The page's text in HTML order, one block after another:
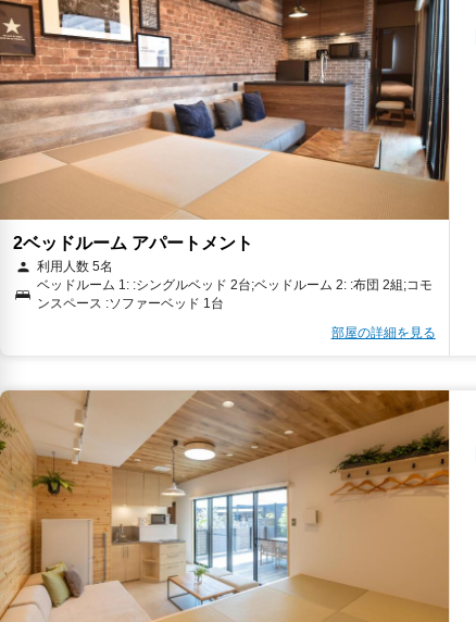
2ベッドルーム アパートメント
利用人数 5名
ベッドルーム 1: :シングルベッド 2台;ベッドルーム 2: :布団 2組;コモ
ンスペース :ソファーベッド 1台
部屋の詳細を見る